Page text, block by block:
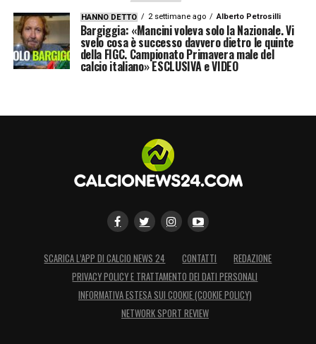
HANNO DETTO 2 settimane ago Alberto Petrosilli
Bargiggia: «Mancini voleva solo la Nazionale. Vi
svelo cosa è successo davvero dietro le quinte
della FIGC. Campionato Primavera male del
calcio italiano» ESCLUSIVA e VIDEO
SCARICA L’APP DI CALCIO NEWS 24 CONTATTI
REDAZIONE
PRIVACY POLICY E TRATTAMENTO DEI DATI PERSONALI
INFORMATIVA ESTESA SUI COOKIE (COOKIE POLICY)
NETWORK SPORT REVIEW